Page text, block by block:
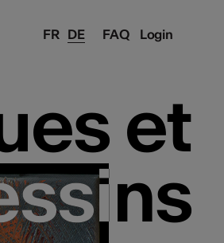
FAQ Login
FR DE
et
et